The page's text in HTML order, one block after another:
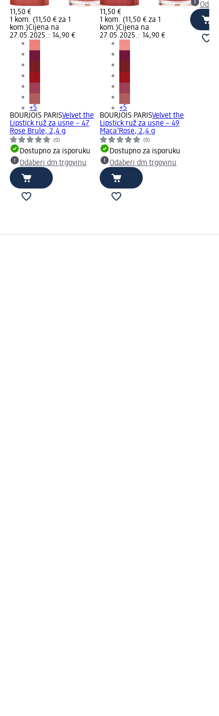
11,50 €
1 kom. (11,50 € za 1
kom.)Cijena na
27.05.2025.: 14,90 €
+5
BOURJOIS PARISVelvet the
Lipstick ruž za usne – 47
Rose Brule, 2,4 g
(0)
Dostupno za isporuku
Odaberi dm trgovinu
11,50 €
1 kom. (11,50 € za 1
kom.)Cijena na
27.05.2025.: 14,90 €
+5
BOURJOIS PARISVelvet the
Lipstick ruž za usne – 49
Maca’Rose, 2,4 g
(0)
Dostupno za isporuku
Odaberi dm trgovinu